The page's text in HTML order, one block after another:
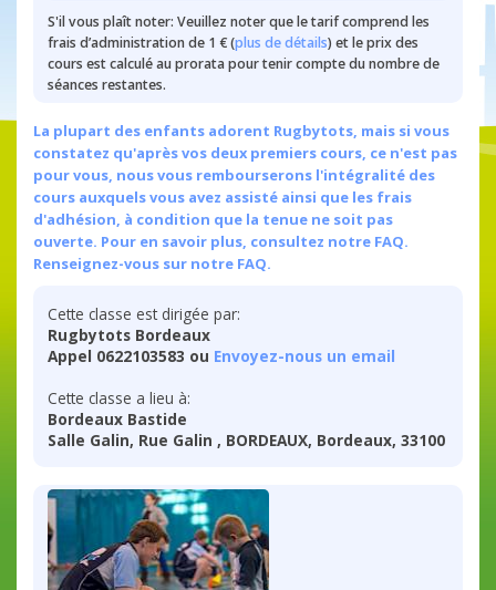
S'il vous plaît noter: Veuillez noter que le tarif comprend les
frais d’administration de 1 € (plus de détails) et le prix des
cours est calculé au prorata pour tenir compte du nombre de
séances restantes.
La plupart des enfants adorent Rugbytots, mais si vous
constatez qu'après vos deux premiers cours, ce n'est pas
pour vous, nous vous rembourserons l'intégralité des
cours auxquels vous avez assisté ainsi que les frais
d'adhésion, à condition que la tenue ne soit pas
ouverte. Pour en savoir plus, consultez notre FAQ.
Renseignez-vous sur notre FAQ.
Cette classe est dirigée par:
Rugbytots Bordeaux
Appel 0622103583 ou Envoyez-nous un email
Cette classe a lieu à:
Bordeaux Bastide
Salle Galin, Rue Galin , BORDEAUX, Bordeaux, 33100